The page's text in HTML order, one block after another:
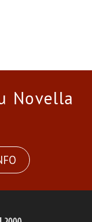
Novella